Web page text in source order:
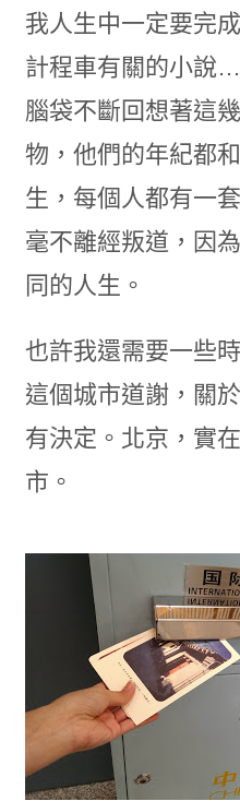
我人生中一定要完
計程車有關的小說
腦袋不斷回想著這
物，他們的年紀都
生，每個人都有一
毫不離經叛道，因
同的人生。
也許我還需要一些
這個城市道謝，關
有決定。北京，實
市。